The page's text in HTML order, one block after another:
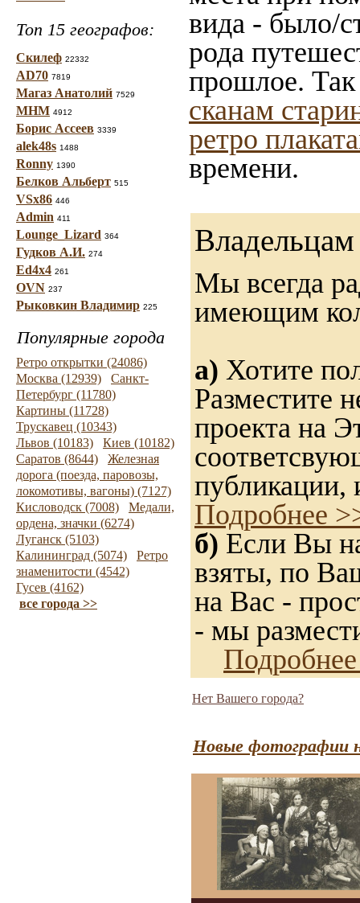
Топ 15 географов:
Скилеф 22332
AD70 7819
Магаз Анатолий 7529
МНМ 4912
Борис Ассеев 3339
alek48s 1488
Ronny 1390
Белков Альберт 515
VSx86 446
Admin 411
Lounge_Lizard 364
Гудков А.И. 274
Ed4x4 261
OVN 237
Рыковкин Владимир 225
Популярные города
Ретро открытки (24086)
Москва (12939)
Санкт-
Петербург (11780)
Картины (11728)
Трускавец (10343)
Львов (10183)
Киев (10182)
Саратов (8644)
Железная
дорога (поезда, паровозы,
локомотивы, вагоны) (7127)
Кисловодск (7008)
Медали,
ордена, значки (6274)
Луганск (5103)
Калининград (5074)
Ретро
знаменитости (4542)
Гусев (4162)
все города >>
вида - было/
рода
прошлое.
сканам
ретро
времени.
Мы всегда
имеющим
а) Хотите
Разместите
проекта на
публикации,
Подробнее
б) Если Вы
взяты, по
на Вас -
- мы
Нет Вашего города?
Новые фотографии